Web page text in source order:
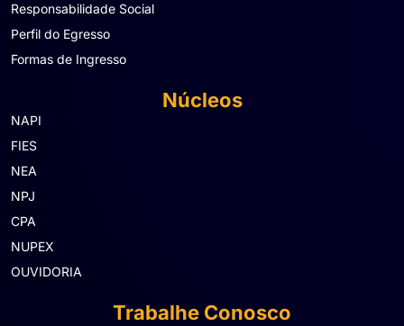
Responsabilidade Social
Perfil do Egresso
Formas de Ingresso
Núcleos
NAPI
FIES
NEA
NPJ
CPA
NUPEX
OUVIDORIA
Trabalhe Conosco